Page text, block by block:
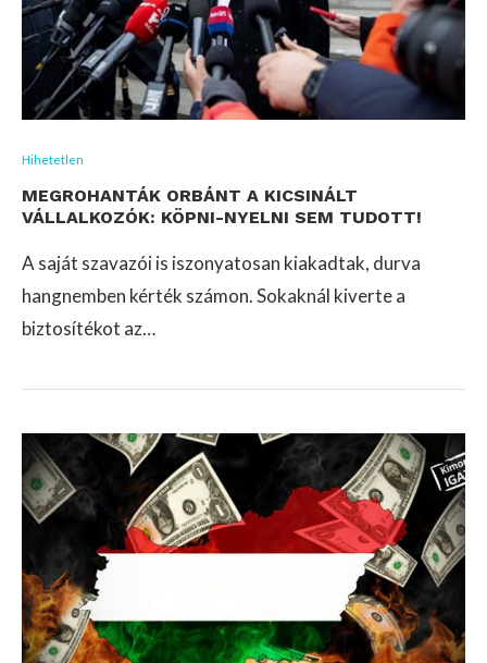
Hihetetlen
MEGROHANTÁK ORBÁNT A KICSINÁLT
VÁLLALKOZÓK: KÖPNI-NYELNI SEM TUDOTT!
A saját szavazói is iszonyatosan kiakadtak, durva
hangnemben kérték számon. Sokaknál kiverte a
biztosítékot az…